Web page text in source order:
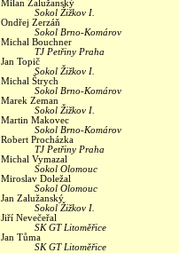
Milan Zalužanský
Sokol Žižkov I.
Ondřej Zerzáň
Sokol Brno-Komárov
Michal Bouchner
TJ Petřiny Praha
Jan Topič
Sokol Žižkov I.
Michal Štrych
Sokol Brno-Komárov
Marek Zeman
Sokol Žižkov I.
Martin Makovec
Sokol Brno-Komárov
Robert Procházka
TJ Petřiny Praha
Michal Vymazal
Sokol Olomouc
Miroslav Doležal
Sokol Olomouc
Jan Zalužanský
Sokol Žižkov I.
Jiří Nevečeřal
SK GT Litoměřice
Jan Tůma
SK GT Litoměřice